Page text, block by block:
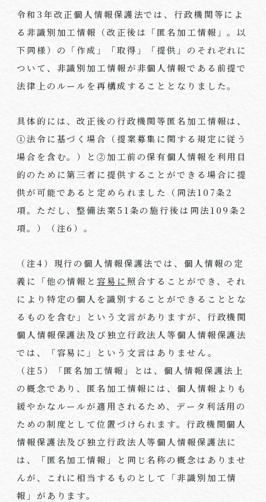
令和 3年改正個人情報保護法では、行政機関等によ
る非識別加工情報（改正後は「匿名加工情報」。以
下同様）の「作成」「取得」「提供」のそれぞれに
ついて、非識別加工情報が非個人情報である前提で
法律上のルールを再構成することとなりました。
具体的には、改正後の行政機関等匿名加工情報は、
①法令に基づく場合（提案募集に関する規定に従う
場合を含む。）と②加工前の保有個人情報を利用目
的のために第三者に提供することができる場合に提
供が可能であると定められました（同法107条2
項。ただし、整備法案51 条の施行後は同法109条2
項。）（注6 ）。
（注4）現行の個人情報保護法では、個人情報の定
義に「他の情報と容易に 照合することができ、それ
により特定の個人を識別することができることとな
るものを含む」という文言がありますが、行政機関
個人情報保護法及び独立行政法人等個人情報保護法
では、「容易に」という文言はありません。
（注5 ）「匿名加工情報」とは、個人情報保護法上
の概念であり、匿名加工情報には、個人情報よりも
緩やかなルールが適用されるため、データ利活用の
ための制度として位置づけられます。行政機関個人
情報保護法及び独立行政法人等個人情報保護法に
は、「匿名加工情報」と同じ名称の概念はありませ
んが、これに相当するものとして「非識別加工情
報」があります。